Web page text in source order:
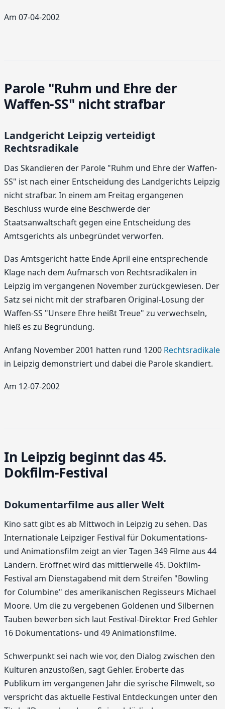
Am 07-04-2002
Parole "Ruhm und Ehre der
Waffen-SS" nicht strafbar
Landgericht Leipzig verteidigt
Rechtsradikale
Das Skandieren der Parole "Ruhm und Ehre der Waffen-
SS" ist nach einer Entscheidung des Landgerichts Leipzig
nicht strafbar. In einem am Freitag ergangenen
Beschluss wurde eine Beschwerde der
Staatsanwaltschaft gegen eine Entscheidung des
Amtsgerichts als unbegründet verworfen.
Das Amtsgericht hatte Ende April eine entsprechende
Klage nach dem Aufmarsch von Rechtsradikalen in
Leipzig im vergangenen November zurückgewiesen. Der
Satz sei nicht mit der strafbaren Original-Losung der
Waffen-SS "Unsere Ehre heißt Treue" zu verwechseln,
hieß es zu Begründung.
Anfang November 2001 hatten rund 1200 Rechtsradikale
in Leipzig demonstriert und dabei die Parole skandiert.
Am 12-07-2002
In Leipzig beginnt das 45.
Dokfilm-Festival
Dokumentarfilme aus aller Welt
Kino satt gibt es ab Mittwoch in Leipzig zu sehen. Das
Internationale Leipziger Festival für Dokumentations-
und Animationsfilm zeigt an vier Tagen 349 Filme aus 44
Ländern. Eröffnet wird das mittlerweile 45. Dokfilm-
Festival am Dienstagabend mit dem Streifen "Bowling
for Columbine" des amerikanischen Regisseurs Michael
Moore. Um die zu vergebenen Goldenen und Silbernen
Tauben bewerben sich laut Festival-Direktor Fred Gehler
16 Dokumentations- und 49 Animationsfilme.
Schwerpunkt sei nach wie vor, den Dialog zwischen den
Kulturen anzustoßen, sagt Gehler. Eroberte das
Publikum im vergangenen Jahr die syrische Filmwelt, so
verspricht das aktuelle Festival Entdeckungen unter den